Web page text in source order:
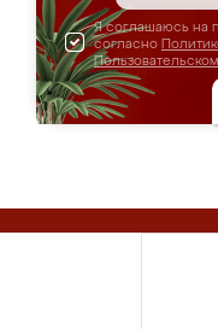
Я соглашаюсь на
согласно